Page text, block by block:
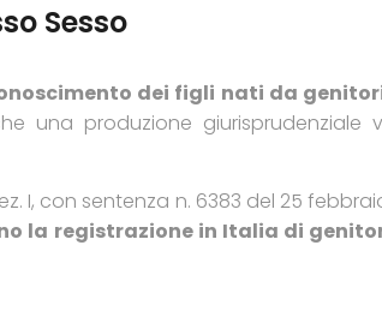
Sesso
dei figli nati da
una produzione giurisprudenziale
I, con sentenza n. 6383 del 25
la registrazione in Italia di